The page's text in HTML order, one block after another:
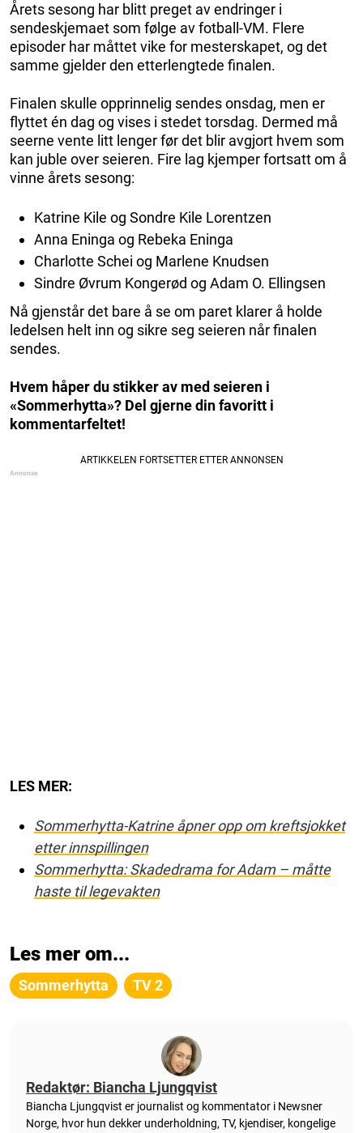
Årets sesong har blitt preget av endringer i
sendeskjemaet som følge av fotball-VM. Flere
episoder har måttet vike for mesterskapet, og det
samme gjelder den etterlengtede finalen.
Finalen skulle opprinnelig sendes onsdag, men er
flyttet én dag og vises i stedet torsdag. Dermed må
seerne vente litt lenger før det blir avgjort hvem som
kan juble over seieren. Fire lag kjemper fortsatt om å
vinne årets sesong:
Katrine Kile og Sondre Kile Lorentzen
Anna Eninga og Rebeka Eninga
Charlotte Schei og Marlene Knudsen
Sindre Øvrum Kongerød og Adam O. Ellingsen
Nå gjenstår det bare å se om paret klarer å holde
ledelsen helt inn og sikre seg seieren når finalen
sendes.
Hvem håper du stikker av med seieren i
«Sommerhytta»? Del gjerne din favoritt i
kommentarfeltet!
LES MER:
Sommerhytta-Katrine åpner opp om kreftsjokket
etter innspillingen
Sommerhytta: Skadedrama for Adam – måtte
haste til legevakten
Les mer om...
Sommerhytta TV 2
Redaktør: Biancha Ljungqvist
Biancha Ljungqvist er journalist og kommentator i Newsner
Norge, hvor hun dekker underholdning, TV, kjendiser, kongelige